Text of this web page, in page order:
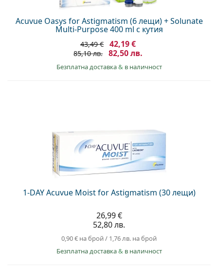
Acuvue Oasys for Astigmatism (6 лещи) + Solunate
Multi-Purpose 400 ml с кутия
43,49 € 42,19 €
85,10 лв. 82,50 лв.
Безплатна доставка& в наличност
1-DAY Acuvue Moist for Astigmatism (30 лещи)
26,99 €
52,80 лв.
0,90 € на брой/ 1,76 лв. на брой
Безплатна доставка& в наличност